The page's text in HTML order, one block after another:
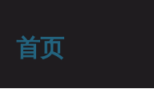
首页